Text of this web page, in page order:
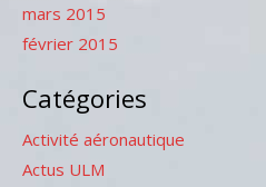
mars 2015
février 2015
Catégories
Activité aéronautique
Actus ULM